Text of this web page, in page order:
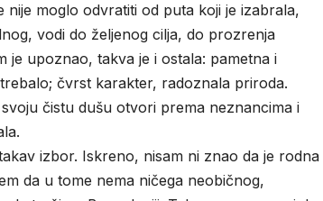
moglo odvratiti od puta koji je izabrala,
vodi do željenog cilja, do prozrenja
je upoznao, takva je i ostala: pametna i
čvrst karakter, radoznala priroda.
čistu dušu otvori prema neznancima i
izbor. Iskreno, nisam ni znao da je rodna
da u tome nema ničega neobičnog,